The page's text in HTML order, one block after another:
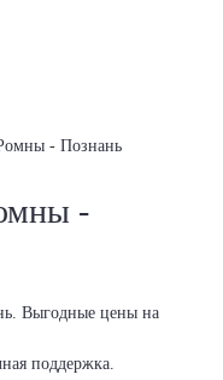
- Познань
-
Выгодные цены на
поддержка.